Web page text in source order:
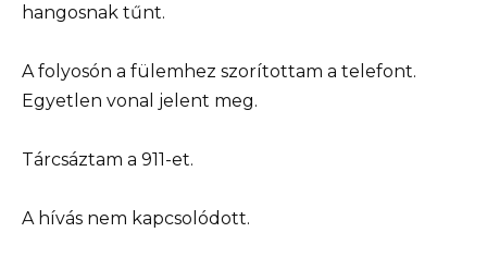
hangosnak tűnt.
A folyosón a fülemhez szorítottam a telefont.
Egyetlen vonal jelent meg.
Tárcsáztam a 911-et.
A hívás nem kapcsolódott.